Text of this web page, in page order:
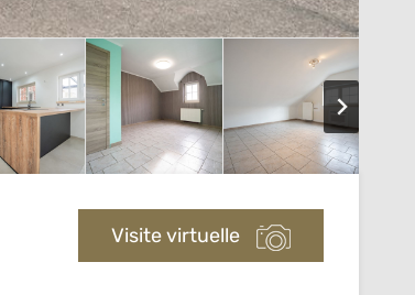
Visite virtuelle